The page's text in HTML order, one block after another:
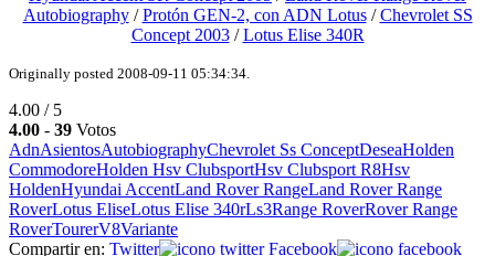
Autobiography/Protón GEN-2, con ADN Lotus/Chevrolet SS
Concept 2003/Lotus Elise 340R
Originally posted 2008-09-11 05:34:34.
4.00 / 5
4.00 - 39 Votos
AdnAsientosAutobiographyChevrolet Ss ConceptDeseaHolden
CommodoreHolden Hsv ClubsportHsv Clubsport R8Hsv
HoldenHyundai AccentLand Rover RangeLand Rover Range
RoverLotus EliseLotus Elise 340rLs3Range RoverRover Range
RoverTourerV8Variante
Compartir en: Twitter
Facebook